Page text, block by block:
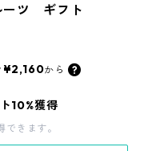
ツ ギフト
¥2,160から
10%獲得
できます。